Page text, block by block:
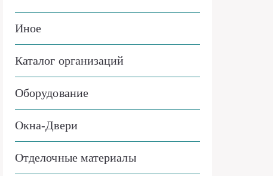
Иное
Каталог организаций
Оборудование
Окна-Двери
Отделочные материалы